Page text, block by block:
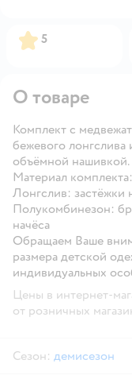
Рейтинг:
5
О товаре
Комплект с
бежевого
объёмной нашивкой.
Материал
Лонгслив: застёжки
Полукомбинезон:
начёса
Обращаем Ваше
размера детской
индивидуальных
Цены в интернет-
от розничных
Сезон: демисезон